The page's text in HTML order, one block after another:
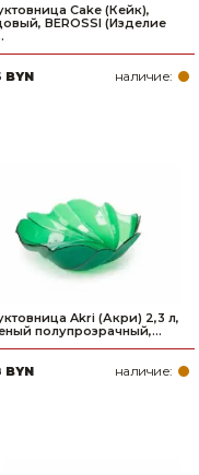
Cake (Кейк),
BEROSSI (Изделие
BYN наличие:
Akri (Акри) 2,3 л,
полупрозрачный,...
BYN наличие: